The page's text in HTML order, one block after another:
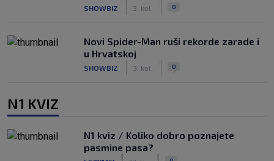
SHOWBIZ 3. kol. 0
Novi Spider-Man ruši rekorde zarade i
u Hrvatskoj
SHOWBIZ 3. kol. 0
N1 KVIZ
N1 kviz / Koliko dobro poznajete
pasmine pasa?